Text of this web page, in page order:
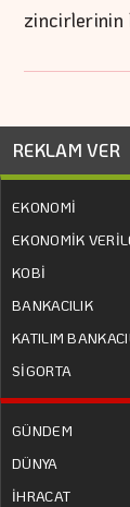
zincirlerinin
REKLAM VER
EKONOMİ
EKONOMİK
KOBİ
BANKACILIK
KATILIM
SİGORTA
GÜNDEM
DÜNYA
İHRACAT